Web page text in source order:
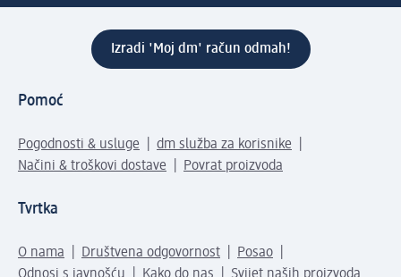
Izradi 'Moj dm' račun odmah!
Pomoć
Pogodnosti & usluge
dm služba za korisnike
Načini & troškovi dostave
Povrat proizvoda
Tvrtka
O nama Društvena odgovornost
Posao